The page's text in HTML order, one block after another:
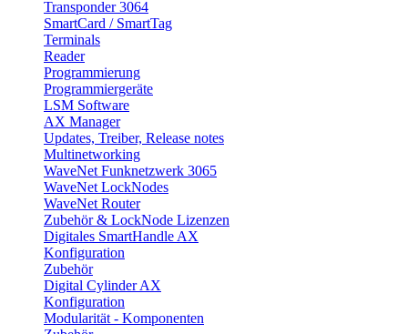
Transponder 3064
SmartCard / SmartTag
Terminals
Reader
Programmierung
Programmiergeräte
LSM Software
AX Manager
Updates, Treiber, Release notes
Multinetworking
WaveNet Funknetzwerk 3065
WaveNet LockNodes
WaveNet Router
Zubehör & LockNode Lizenzen
Digitales SmartHandle AX
Konfiguration
Zubehör
Digital Cylinder AX
Konfiguration
Modularität - Komponenten